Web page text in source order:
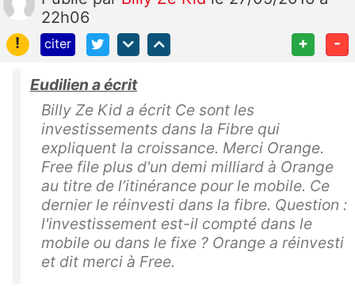
22h06
!
citer + -
Eudilien a écrit
Billy Ze Kid a écrit Ce sont les
investissements dans la Fibre qui
expliquent la croissance. Merci Orange.
Free file plus d'un demi milliard à Orange
au titre de l’itinérance pour le mobile. Ce
dernier le réinvesti dans la fibre. Question :
l'investissement est-il compté dans le
mobile ou dans le fixe ? Orange a réinvesti
et dit merci à Free.